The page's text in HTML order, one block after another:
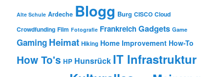
Alte Schule Ardeche Blogg Burg CISCO Cloud
Crowdfunding Film Fotografie FrankreichGadgets Game
Gaming Heimat Hiking Home Improvement How-To
How To's HP Hunsrück IT Infrastruktur